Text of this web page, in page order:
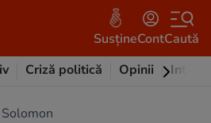
SusțineContCaută
Criză politică Opinii